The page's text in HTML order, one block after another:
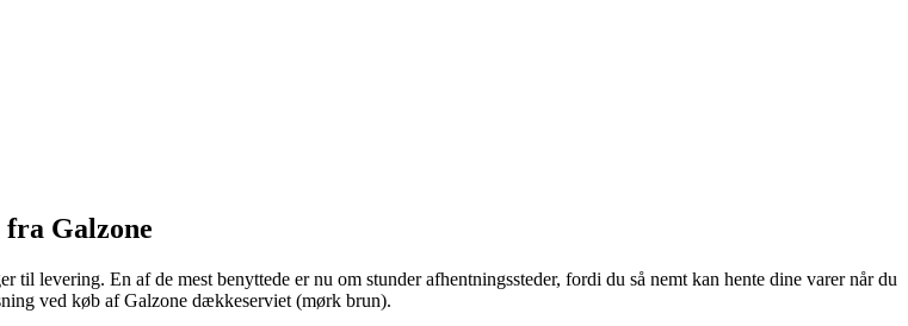
fra Galzone
levering. En af de mest benyttede er nu om stunder afhentningssteder, fordi du så nemt kan hente dine varer når du
ved køb af Galzone dækkeserviet (mørk brun).